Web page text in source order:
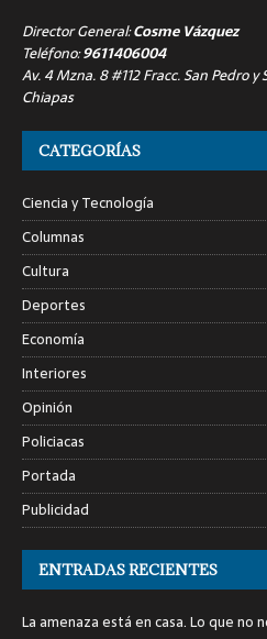
Director General:Cosme Vázquez
Teléfono:9611406004
Av. 4 Mzna. 8 #112 Fracc. San Pedro
Chiapas
CATEGORÍAS
Ciencia y Tecnología
Columnas
Cultura
Deportes
Economía
Interiores
Opinión
Policiacas
Portada
Publicidad
ENTRADAS RECIENTES
La amenaza está en casa. Lo que no